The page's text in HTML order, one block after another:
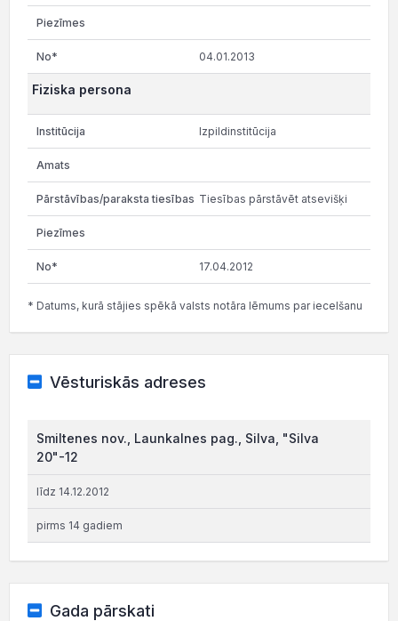
04.01.2013
Fiziska persona
Izpildinstitūcija
Tiesības pārstāvēt atsevišķi
17.04.2012
* Datums, kurā stājies spēkā valsts notāra lēmums par iecelšanu
Vēsturiskās adreses
Smiltenes nov., Launkalnes pag., Silva, "Silva
20"-12
līdz 14.12.2012
pirms 14 gadiem
Gada pārskati